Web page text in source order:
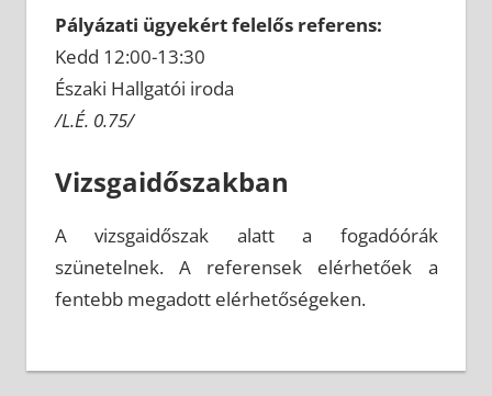
Pályázati ügyekért felelős referens:
Kedd 12:00-13:30
Északi Hallgatói iroda
/L.É. 0.75/
Vizsgaidőszakban
A vizsgaidőszak alatt a fogadóórák
szünetelnek. A referensek elérhetőek a
fentebb megadott elérhetőségeken.